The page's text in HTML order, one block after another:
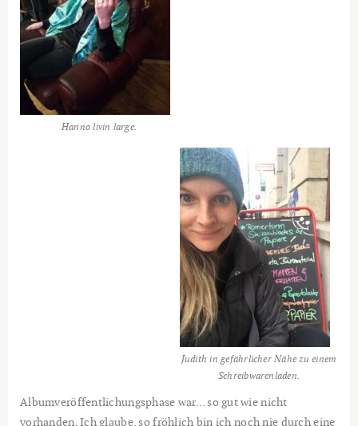
Hanno livin large.
Judith in gefährlicher Nähe zu einem
Schreibwarenladen.
Albumveröffentlichungsphase war… so gut wie nicht
vorhanden. Ich glaube, so fröhlich bin ich noch nie durch eine